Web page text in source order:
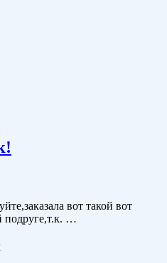
вот такой вот
подруге,т.к. …